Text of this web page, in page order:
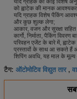
यदि ग्राहक को कोई विशेष
को ह्वाटेक की मानक
यदि ग्राहक विशेष पैकिंग
और कुछ शुल्क लेगा;
आकार, वजन और सुरक्षा
कार्गो, निर्माता, पैकिंग
परिवहन एजेंट के बारे में,
प्रस्तावों के साथ आ सकते हैं
शिपिंग अवधि, यह माल के मूल्य
टैग: ऑटोमोटिव विद्युत तार,